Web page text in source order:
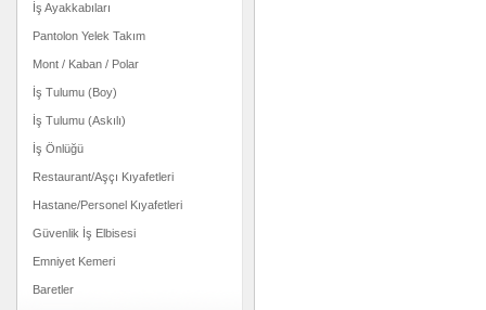
İş Ayakkabıları
Pantolon Yelek Takım
Mont / Kaban / Polar
İş Tulumu (Boy)
İş Tulumu (Askılı)
İş Önlüğü
Restaurant/Aşçı Kıyafetleri
Hastane/Personel Kıyafetleri
Güvenlik İş Elbisesi
Emniyet Kemeri
Baretler